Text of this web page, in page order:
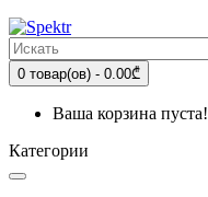
0 товар(ов) - 0.00₾
Ваша корзина пуста!
Категории